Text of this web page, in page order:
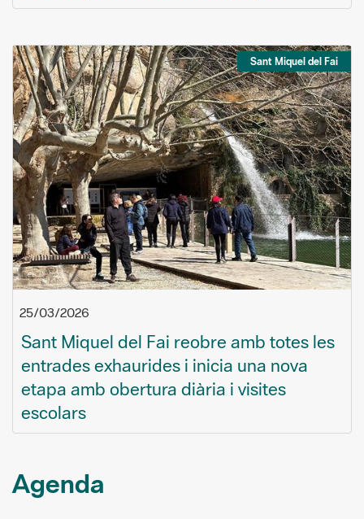
Sant Miquel del Fai
25/03/2026
Sant Miquel del Fai reobre amb totes les
entrades exhaurides i inicia una nova
etapa amb obertura diària i visites
escolars
Agenda